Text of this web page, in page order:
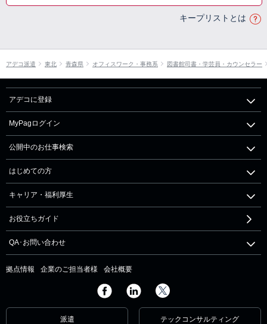
キープリストとは
アデコ派遣 東北 青森県 オフィスワーク・事務系 図書館司書・学芸員・カウンセラー
アデコに登録
MyPagログイン
公開中のお仕事検索
はじめての方
キャリア・福利厚生
お役立ちガイド
QA･お問い合わせ
拠点情報 企業のご担当者様 会社概要
派遣 テックコンサルティング